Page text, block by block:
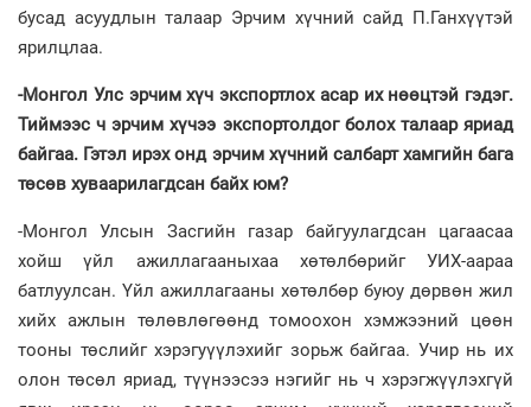
бусад асуудлын талаар Эрчим хүчний сайд П.Ганхүүтэй
ярилцлаа.
-Монгол Улс эрчим хүч экспортлох асар их нөөцтэй гэдэг.
Тиймээс ч эрчим хүчээ экспортолдог болох талаар яриад
байгаа. Гэтэл ирэх онд эрчим хүчний салбарт хамгийн бага
төсөв хуваарилагдсан байх юм?
-Монгол Улсын Засгийн газар байгуулагдсан цагаасаа
хойш үйл ажиллагааныхаа хөтөлбөрийг УИХ-аараа
батлуулсан. Үйл ажиллагааны хөтөлбөр буюу дөрвөн жил
хийх ажлын төлөвлөгөөнд томоохон хэмжээний цөөн
тооны төслийг хэрэгуүүлэхийг зорьж байгаа. Учир нь их
олон төсөл яриад, түүнээсээ нэгийг нь ч хэрэгжүүлэхгүй